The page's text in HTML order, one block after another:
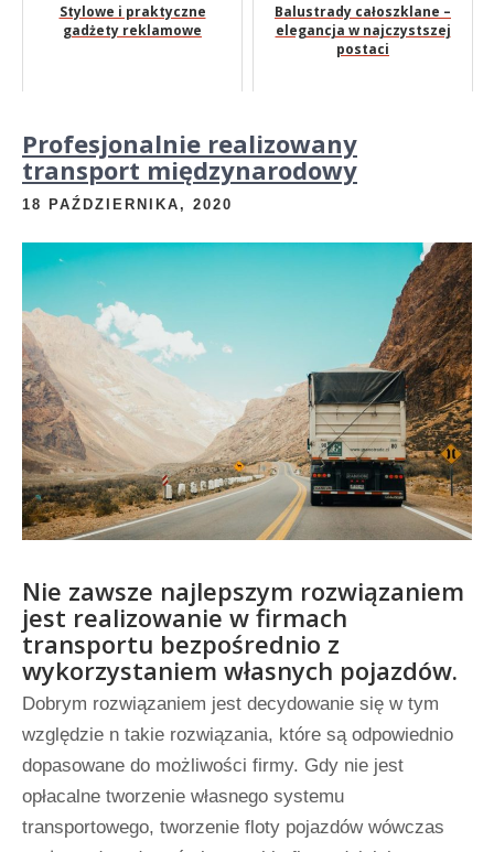
Stylowe i praktyczne
gadżety reklamowe
Balustrady całoszklane –
elegancja w najczystszej
postaci
Profesjonalnie realizowany
transport międzynarodowy
18 PAŹDZIERNIKA, 2020
Nie zawsze najlepszym rozwiązaniem
jest realizowanie w firmach
transportu bezpośrednio z
wykorzystaniem własnych pojazdów.
Dobrym rozwiązaniem jest decydowanie się w tym
względzie n takie rozwiązania, które są odpowiednio
dopasowane do możliwości firmy. Gdy nie jest
opłacalne tworzenie własnego systemu
transportowego, tworzenie floty pojazdów wówczas